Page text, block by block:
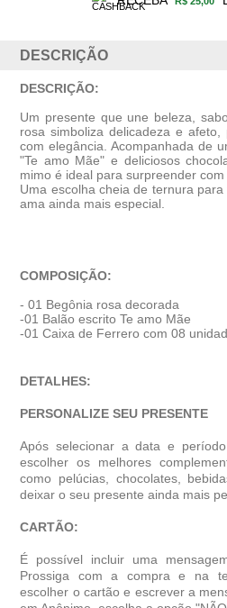
DESCRIÇÃO
DESCRIÇÃO:
Um presente que une beleza,
rosa simboliza delicadeza e
com elegância. Acompanhada de
"Te amo Mãe" e deliciosos
mimo é ideal para surpreender
Uma escolha cheia de ternura
ama ainda mais especial.
COMPOSIÇÃO:
- 01 Begônia rosa decorada
-01 Balão escrito Te amo Mãe
-01 Caixa de Ferrero com 08
DETALHES:
PERSONALIZE SEU PRESENTE
Após selecionar a data e
escolher os melhores
como pelúcias, chocolates,
deixar o seu presente ainda mais
CARTÃO:
É possível incluir uma
Prossiga com a compra e na
escolher o cartão e escrever a